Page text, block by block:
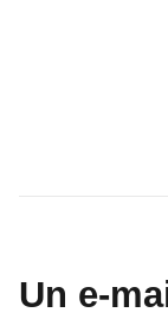
Un e-